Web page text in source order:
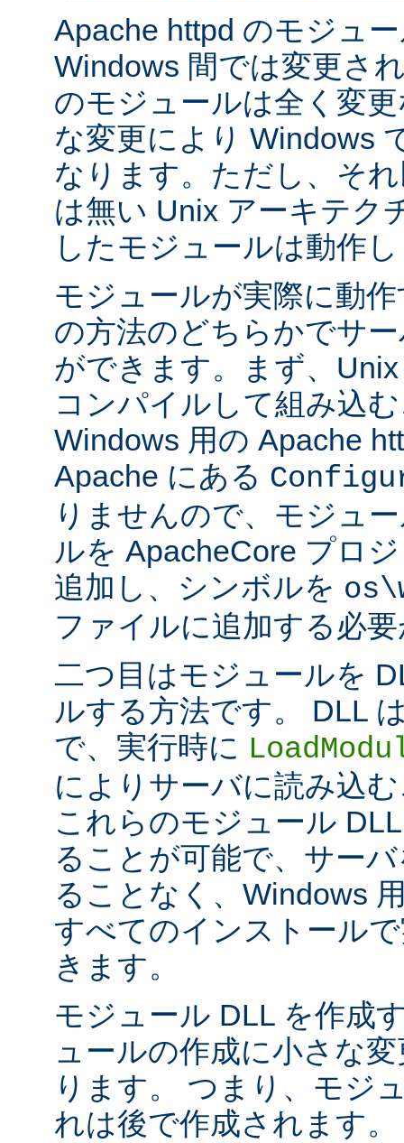
Apache httpd のモジュ
Windows 間では変更さ
のモジュールは全く変
な変更により Windows
なります。ただし、そ
は無い Unix アーキテク
したモジュールは動作
モジュールが実際に動
の方法のどちらかでサ
ができます。まず、
コンパイルして組み込
Windows 用の Apache
Apache にある
りませんので、モジュ
ルを ApacheCore プロ
追加し、シンボルを
ファイルに追加する必
二つ目はモジュールを
ルする方法です。 DLL
で、実行時に
によりサーバに読み込
これらのモジュール
ることが可能で、サー
ることなく、Windows
すべてのインストール
きます。
モジュール DLL を作成
ュールの作成に小さな
ります。 つまり、モジ
れは後で作成されます